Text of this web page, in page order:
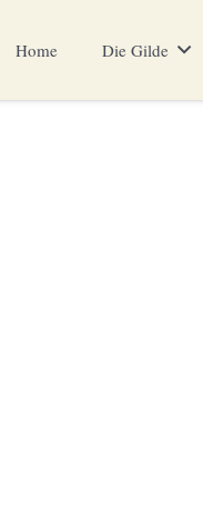
Home Die Gilde